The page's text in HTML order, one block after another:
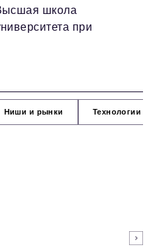
школа
при
Ниши и рынки Технологии